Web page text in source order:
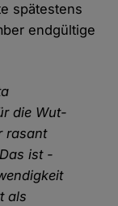
spätestens
endgültige
die Wut-
rasant
ist -
als